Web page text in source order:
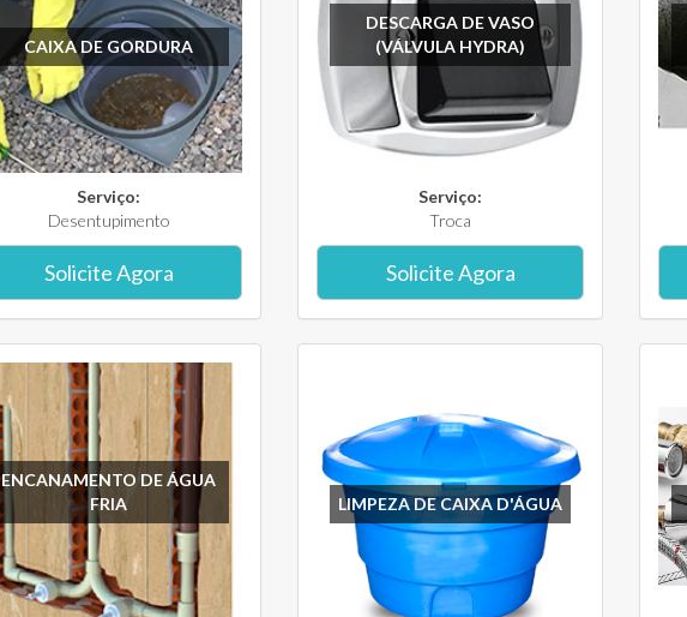
CAIXA DE GORDURA
Serviço:
Desentupimento
Solicite Agora
DESCARGA DE VASO
(VÁLVULA HYDRA)
Serviço:
Troca
Solicite Agora
ENCANAMENTO DE ÁGUA
FRIA
LIMPEZA DE CAIXA D'ÁGUA